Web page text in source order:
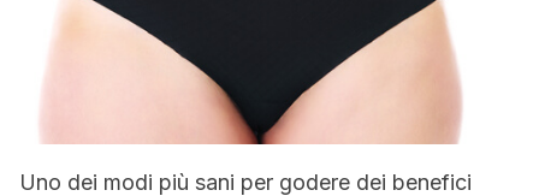
Uno dei modi più sani per godere dei benefici